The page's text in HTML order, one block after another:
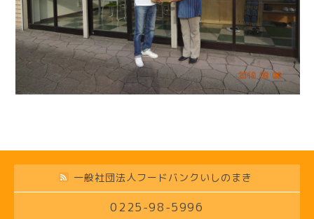
一般社団法人フードバンクいしのまき
0225-98-5996